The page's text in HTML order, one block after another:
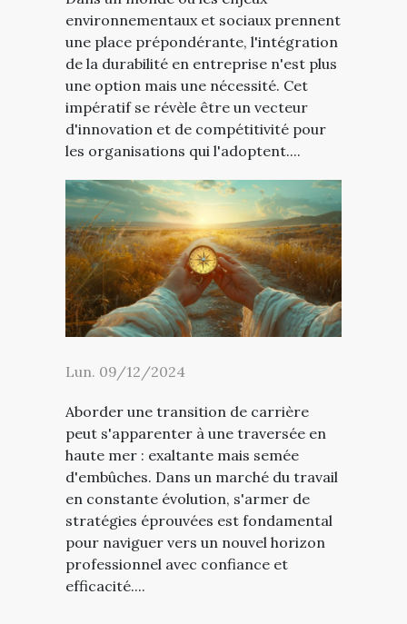
environnementaux et sociaux prennent
une place prépondérante, l'intégration
de la durabilité en entreprise n'est plus
une option mais une nécessité. Cet
impératif se révèle être un vecteur
d'innovation et de compétitivité pour
les organisations qui l'adoptent....
Lun. 09/12/2024
Aborder une transition de carrière
peut s'apparenter à une traversée en
haute mer : exaltante mais semée
d'embûches. Dans un marché du travail
en constante évolution, s'armer de
stratégies éprouvées est fondamental
pour naviguer vers un nouvel horizon
professionnel avec confiance et
efficacité....